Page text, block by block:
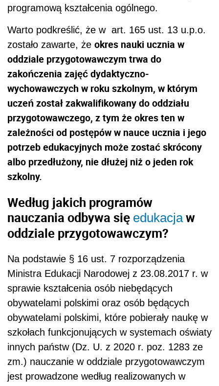
programową kształcenia ogólnego.
Warto podkreślić, że w art. 165 ust. 13 u.p.o.
zostało zawarte, że okres nauki ucznia w
oddziale przygotowawczym trwa do
zakończenia zajęć dydaktyczno-
wychowawczych w roku szkolnym, w którym
uczeń został zakwalifikowany do oddziału
przygotowawczego, z tym że okres ten w
zależności od postępów w nauce ucznia i jego
potrzeb edukacyjnych może zostać skrócony
albo przedłużony, nie dłużej niż o jeden rok
szkolny.
Według jakich programów
nauczania odbywa się edukacjaw
oddziale przygotowawczym?
Na podstawie § 16 ust. 7 rozporządzenia
Ministra Edukacji Narodowej z 23.08.2017 r. w
sprawie kształcenia osób niebędących
obywatelami polskimi oraz osób będących
obywatelami polskimi, które pobierały naukę w
szkołach funkcjonujących w systemach oświaty
innych państw (Dz. U. z 2020 r. poz. 1283 ze
zm.) nauczanie w oddziale przygotowawczym
jest prowadzone według realizowanych w